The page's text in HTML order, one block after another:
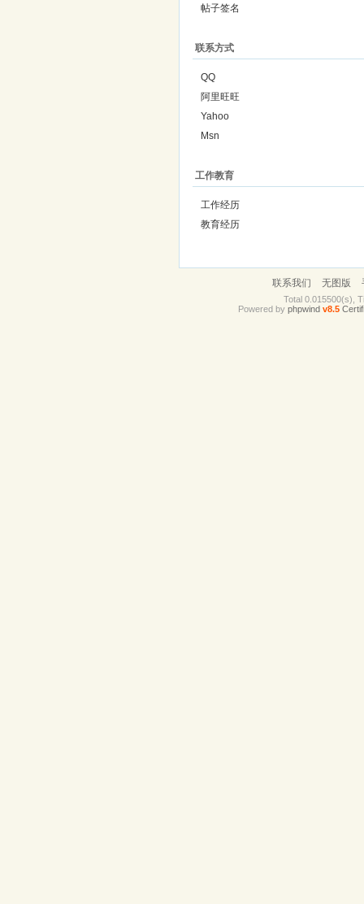
帖子签名
联系方式
QQ
阿里旺旺
Yahoo
Msn
工作教育
工作经历
教育经历
联系我们 无图版
Total 0.015500(s),
Powered by phpwind v8.5